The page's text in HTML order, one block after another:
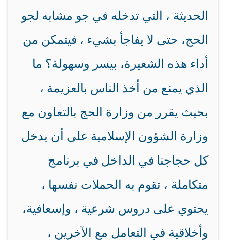
الحديثة ، التي تدخله في جو مشابه لجو
الحج، حتى لا يفاجأ بشيء ، فيتمكن من
أداء هذه الشعيرة، بيسر وسهولة؟ ما
الذي يمنع من أخذ الناس بالعزيمة ،
بحيث يقرر من وزارة الحج بالتعاون مع
وزارة الشؤون الإسلامية على أن يدخل
كل حجاجنا في الداخل في برنامج
متكاملة ، تقوم به الحملات نفسها ،
يحتوي على دروس شرعية ، وإسعافية،
وأخلاقية في التعامل مع الآخرين ،